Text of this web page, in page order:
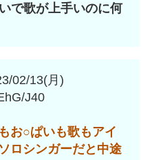
で歌が上手いのに何
02/13(月)
J40
お○ぱいも歌もアイ
ロシンガーだと中途